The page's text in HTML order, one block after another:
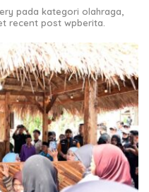
pada kategori olahraga,
recent post wpberita.